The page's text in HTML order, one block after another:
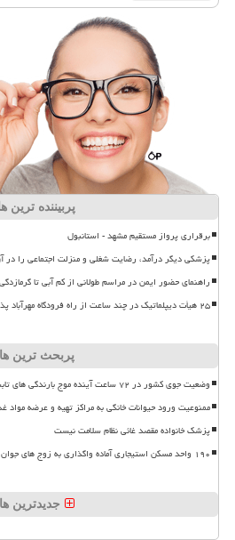
پربیننده ترین
برقراری پرواز مستقیم مشهد - استانبول
پزشکی دیگر درآمد، رضایت شغلی و منزلت اجتماعی را در
راهنمای حضور ایمن در مراسم طولانی از کم آبی تا گرمازدگی
۲۵ هیأت دیپلماتیک در چند ساعت از راه فرودگاه مهرآباد پذیرش شدند
پربحث ترین ها
وضعیت جوی کشور در ۷۲ ساعت آینده موج بارندگی های تابستانه در راه ۱۱ استان
ممنوعیت ورود حیوانات خانگی به مراکز تهیه و عرضه مواد
پزشک خانواده مقصد غائی نظام سلامت نیست
۱۹۰ واحد مسکن استیجاری آماده واگذاری به زوج های جوان است
جدیدترین ها